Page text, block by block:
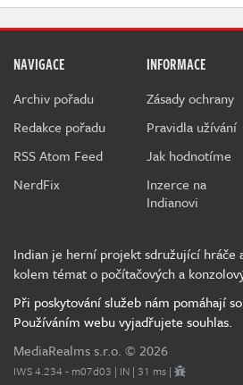
NAVIGACE
Archiv pořadu
Redakce pořadu
RSS Atom Feed
NerdFix
INFORMACE
Zásady ochrany
Pravidla užívání
Jak hodnotíme
Inzerce na
Indianovi
Indian je herní projekt sdružující hráče
kolem témat o počítačových a
Při poskytování služeb nám pomáhají
Používáním webu vyjadřujete souhlas.
MediaRealms s.r.o. © 2026
IWS 4.234 - m07d03 | IN | 31 ms |